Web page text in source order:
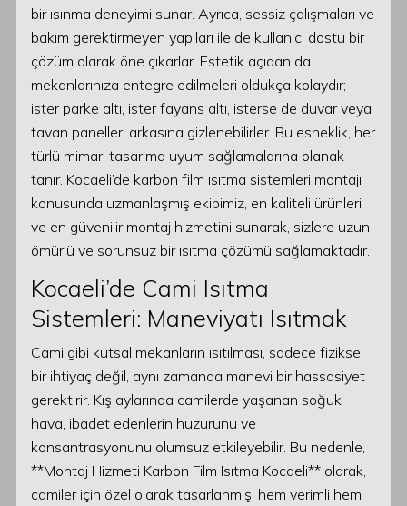
bir ısınma deneyimi sunar. Ayrıca, sessiz çalışmaları ve
bakım gerektirmeyen yapıları ile de kullanıcı dostu bir
çözüm olarak öne çıkarlar. Estetik açıdan da
mekanlarınıza entegre edilmeleri oldukça kolaydır;
ister parke altı, ister fayans altı, isterse de duvar veya
tavan panelleri arkasına gizlenebilirler. Bu esneklik, her
türlü mimari tasarıma uyum sağlamalarına olanak
tanır. Kocaeli’de karbon film ısıtma sistemleri montajı
konusunda uzmanlaşmış ekibimiz, en kaliteli ürünleri
ve en güvenilir montaj hizmetini sunarak, sizlere uzun
ömürlü ve sorunsuz bir ısıtma çözümü sağlamaktadır.
Kocaeli’de Cami Isıtma
Sistemleri: Maneviyatı Isıtmak
Cami gibi kutsal mekanların ısıtılması, sadece fiziksel
bir ihtiyaç değil, aynı zamanda manevi bir hassasiyet
gerektirir. Kış aylarında camilerde yaşanan soğuk
hava, ibadet edenlerin huzurunu ve
konsantrasyonunu olumsuz etkileyebilir. Bu nedenle,
**Montaj Hizmeti Karbon Film Isıtma Kocaeli** olarak,
camiler için özel olarak tasarlanmış, hem verimli hem